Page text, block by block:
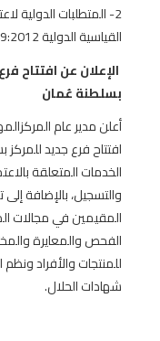
2- المتطلبات الدولية
القياسية الدولية ISO 15189:2012، بمدينة الرياض.
الإعلان عن افتتاح
بسلطنة عُمان
أعلن مدير عام
افتتاح فرع جديد
الخدمات المتعلقة
والتسجيل، بالإضافة
المقيمين في مجالات
الفحص والمعايرة
للمنتجات والأفراد
شهادات الحلال.